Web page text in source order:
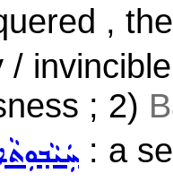
,
/
; 2)
: a